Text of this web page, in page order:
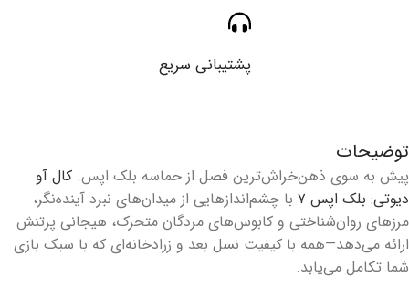
پشتیبانی سریع
توضیحات
پیش به سوی ذهن‌خراش‌ترین فصل از حماسه بلک اپس. کال آو
دیوتی: بلک اپس ۷
با چشم‌اندازهایی از میدان‌های نبرد آینده‌نگر،
مرزهای روان‌شناختی و کابوس‌های مردگان متحرک، هیجانی پرتنش
ارائه می‌دهد—همه با کیفیت نسل بعد و زرادخانه‌ای که با سبک بازی
شما تکامل می‌یابد.